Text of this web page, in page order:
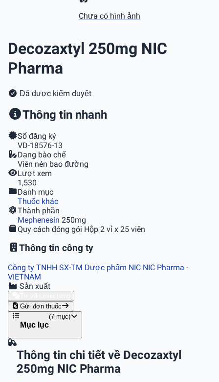
Chưa có hình ảnh
Decozaxtyl 250mg NIC
Pharma
Đã được kiểm duyệt
Thông tin nhanh
Số đăng ký
VD-18576-13
Dạng bào chế
Viên nén bao đường
Lượt xem
1,530
Danh mục
Thuốc khác
Thành phần
Mephenesin 250mg
Quy cách đóng gói Hộp 2 vỉ x 25 viên
Thông tin công ty
Công ty TNHH SX-TM Dược phẩm NIC NIC Pharma -
VIETNAM
Sản xuất
Gửi đơn thuốc
Mục lục
(7 mục)
Thông tin chi tiết về Decozaxtyl
250mg NIC Pharma